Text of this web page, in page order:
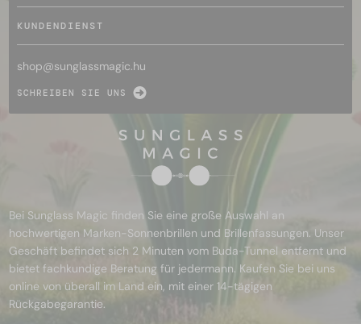
KUNDENDIENST
shop@sunglassmagic.hu
SCHREIBEN SIE UNS
Bei Sunglass Magic finden Sie eine große Auswahl an
hochwertigen Marken-Sonnenbrillen und Brillenfassungen. Unser
Geschäft befindet sich 2 Minuten vom Buda-Tunnel entfernt und
bietet fachkundige Beratung für jedermann. Kaufen Sie bei uns
online von überall im Land ein, mit einer 14-tägigen
Rückgabegarantie.